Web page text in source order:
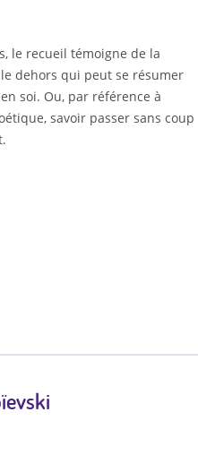
le recueil témoigne de la
dehors qui peut se résumer
soi. Ou, par référence à
savoir passer sans coup